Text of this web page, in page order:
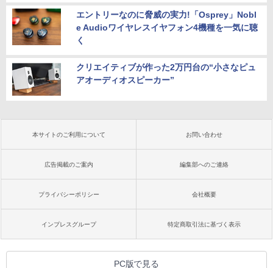
エントリーなのに脅威の実力!「Osprey」Nobl
e Audioワイヤレスイヤフォン4機種を一気に聴
く
クリエイティブが作った2万円台の“小さなピュ
アオーディオスピーカー”
本サイトのご利用について お問い合わせ
広告掲載のご案内 編集部へのご連絡
プライバシーポリシー 会社概要
インプレスグループ 特定商取引法に基づく表示
PC版で見る